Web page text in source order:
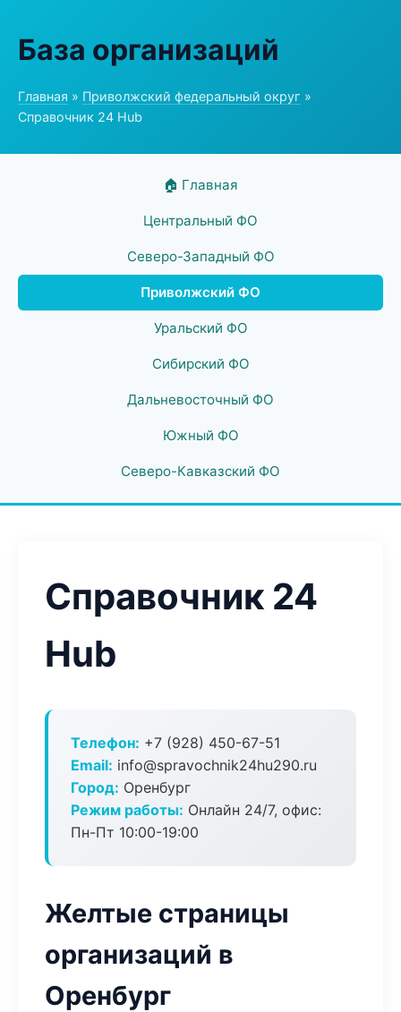
База организаций
Главная » Приволжский федеральный округ »
Справочник 24 Hub
🏠 Главная
Центральный ФО
Северо-Западный ФО
Приволжский ФО
Уральский ФО
Сибирский ФО
Дальневосточный ФО
Южный ФО
Северо-Кавказский ФО
Справочник 24
Hub
Телефон: +7 (928) 450-67-51
Email: info@spravochnik24hu290.ru
Город: Оренбург
Режим работы: Онлайн 24/7, офис:
Пн-Пт 10:00-19:00
Желтые страницы
организаций в
Оренбург